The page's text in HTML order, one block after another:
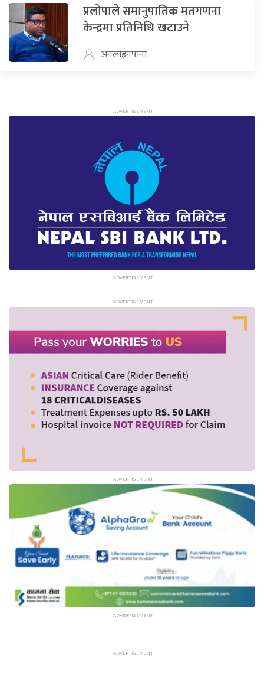
प्रलोपाले समानुपातिक मतगणना
केन्द्रमा प्रतिनिधि खटाउने
अनलाइनपाना